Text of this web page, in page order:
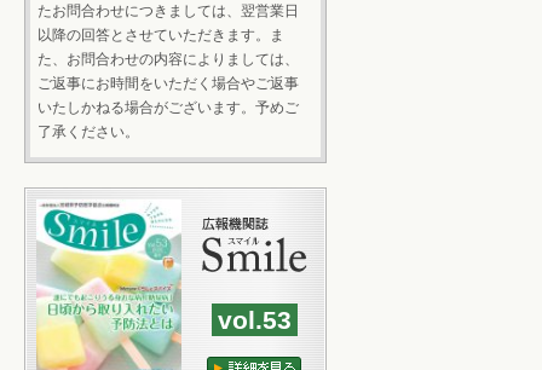
たお問合わせにつきましては、翌営業日
以降の回答とさせていただきます。ま
た、お問合わせの内容によりましては、
ご返事にお時間をいただく場合やご返事
いたしかねる場合がございます。予めご
了承ください。
vol.53